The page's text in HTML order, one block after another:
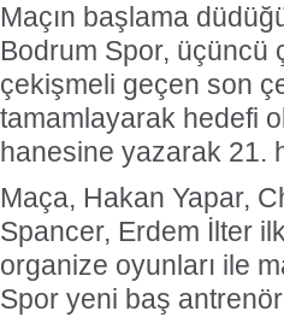
Maçın başlama
Bodrum Spor, üçüncü
çekişmeli geçen son
tamamlayarak hedefi
hanesine yazarak 21.
Maça, Hakan Yapar,
Spancer, Erdem İlter
organize oyunları ile
Spor yeni baş